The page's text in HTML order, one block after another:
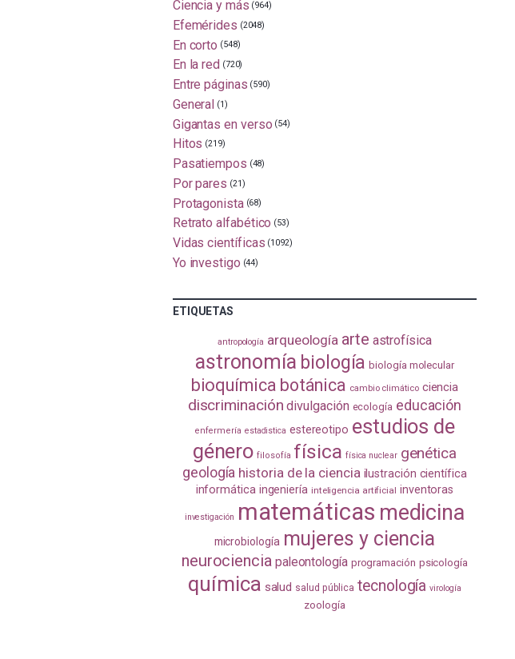
Ciencia y más (964)
Efemérides (2048)
En corto (548)
En la red (720)
Entre páginas (590)
General (1)
Gigantas en verso (54)
Hitos (219)
Pasatiempos (48)
Por pares (21)
Protagonista (68)
Retrato alfabético (53)
Vidas científicas (1092)
Yo investigo (44)
ETIQUETAS
antropología arqueología arte astrofísica
astronomía biología biología molecular
bioquímica botánica cambio climático ciencia
discriminación divulgación ecología educación
enfermería estadistica estereotipo estudios de
género filosofía física física nuclear genética
geología historia de la ciencia ilustración científica
informática ingeniería inteligencia artificial inventoras
investigación matemáticas medicina
microbiología mujeres y ciencia
neurociencia paleontología programación psicología
química salud salud pública tecnología virología
zoología